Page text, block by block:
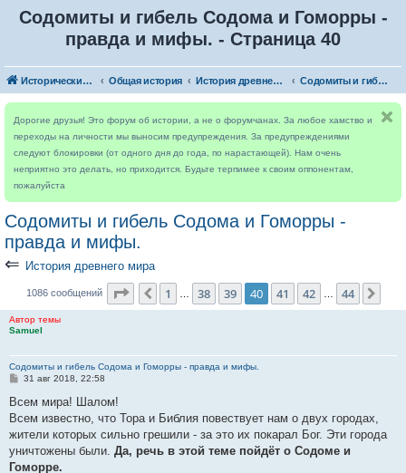
Содомиты и гибель Содома и Гоморры -
правда и мифы. - Страница 40
Исторический форум Общая история История древнего мира Содомиты и гибель Содома и Гоморры - правда и мифы.
Дорогие друзья! Это форум об истории, а не о форумчанах. За любое хамство и
переходы на личности мы выносим предупреждения. За предупреждениями
следуют блокировки (от одного дня до года, по нарастающей). Нам очень
неприятно это делать, но приходится. Будьте терпимее к своим оппонентам,
пожалуйста
Содомиты и гибель Содома и Гоморры -
правда и мифы.
⇐ История древнего мира
1086 сообщений Страница 40из 44
Пред.
1 38 39 40 41 42 44
Автор темы
Samuel
Содомиты и гибель Содома и Гоморры - правда и мифы.
С
о
щ
е
и
е
31 авг 2018, 22:58
Всем мира! Шалом!
Всем известно, что Тора и Библия повествует нам о двух городах,
жители которых сильно грешили - за это их покарал Бог. Эти города
уничтожены были. Да, речь в этой теме пойдёт о Содоме и
Гоморре.